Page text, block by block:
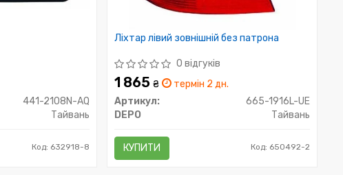
441-2108N-AQ
Тайвань
Код: 632918-8
Ліхтар лівий зовнішній без патрона
0 відгуків
1 865₴
термін 2 дн.
Артикул:
665-1916L-UE
DEPO
Тайвань
КУПИТИ Код: 650492-2